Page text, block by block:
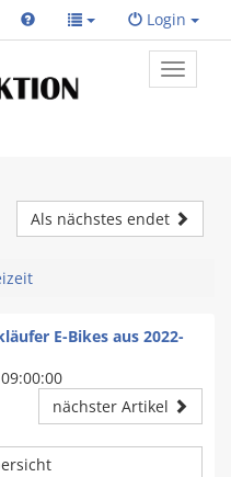
Login
Toggle
primary
Als nächstes endet
E-Bikes aus 2022-
nächster Artikel